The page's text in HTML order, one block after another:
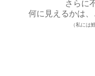
さらに
何に見えるかは
（私には